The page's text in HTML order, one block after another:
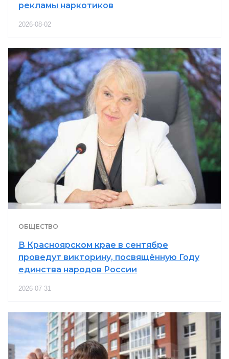
рекламы наркотиков
2026-08-02
ОБЩЕСТВО
В Красноярском крае в сентябре
проведут викторину, посвящённую Году
единства народов России
2026-07-31